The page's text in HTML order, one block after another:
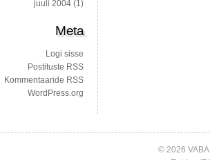
juuli 2004 (1)
Meta
Logi sisse
Postituste RSS
Kommentaaride RSS
WordPress.org
© 2026